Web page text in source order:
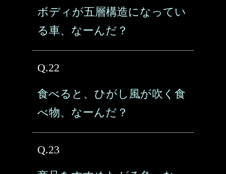
ボディが五層構造になってい
る車、なーんだ？
Q.22
食べると、ひがし風が吹く食
べ物、なーんだ？
Q.23